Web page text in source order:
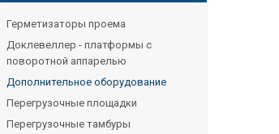
Герметизаторы проема
Доклевеллер - платформы с
поворотной аппарелью
Дополнительное оборудование
Перегрузочные площадки
Перегрузочные тамбуры